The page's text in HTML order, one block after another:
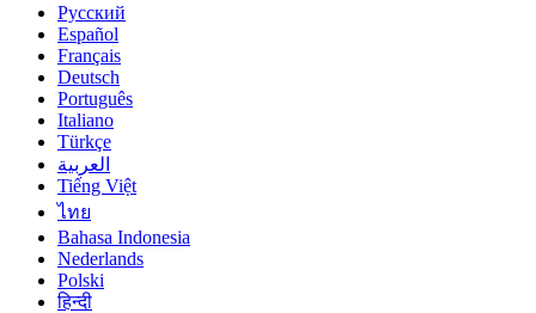
Русский
Español
Français
Deutsch
Português
Italiano
Türkçe
العربية
Tiếng Việt
ไทย
Bahasa Indonesia
Nederlands
Polski
हिन्दी